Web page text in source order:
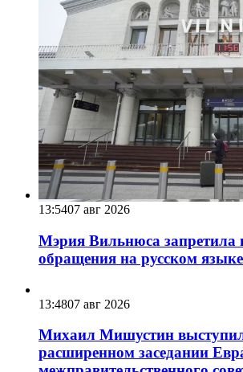
13:5407 авг 2026
Мэрия Вильнюса запретила
обращения на русском языке
13:4807 авг 2026
Михаил Мишустин
расширенном заседании